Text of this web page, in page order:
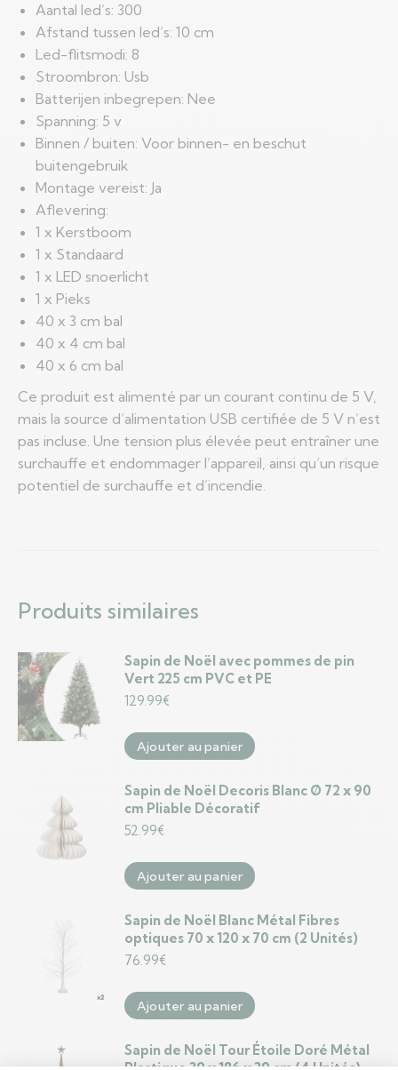
Aantal led’s: 300
Afstand tussen led’s: 10 cm
Led-flitsmodi: 8
Stroombron: Usb
Batterijen inbegrepen: Nee
Spanning: 5 v
Binnen / buiten: Voor binnen- en beschut
buitengebruik
Montage vereist: Ja
Aflevering:
1 x Kerstboom
1 x Standaard
1 x LED snoerlicht
1 x Pieks
40 x 3 cm bal
40 x 4 cm bal
40 x 6 cm bal
Ce produit est alimenté par un courant continu de 5 V,
mais la source d’alimentation USB certifiée de 5 V n’est
pas incluse. Une tension plus élevée peut entraîner une
surchauffe et endommager l’appareil, ainsi qu’un risque
potentiel de surchauffe et d’incendie.
Produits similaires
Sapin de Noël avec pommes de pin
Vert 225 cm PVC et PE
129.99€
Ajouter au panier
Sapin de Noël Decoris Blanc Ø 72 x 90
cm Pliable Décoratif
52.99€
Ajouter au panier
Sapin de Noël Blanc Métal Fibres
optiques 70 x 120 x 70 cm (2 Unités)
76.99€
Ajouter au panier
Sapin de Noël Tour Étoile Doré Métal